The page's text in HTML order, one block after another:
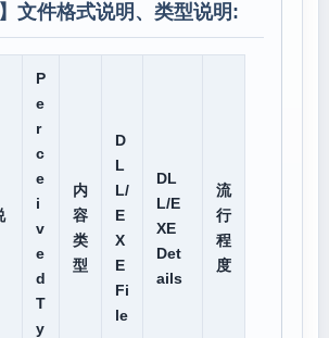
文件格式说明、类型说明:
P
e
r
c
e
i
v
e
d
T
y
内
容
类
型
D
L
L/
E
X
E
Fi
le
DL
L/E
XE
Det
ails
流
行
程
度